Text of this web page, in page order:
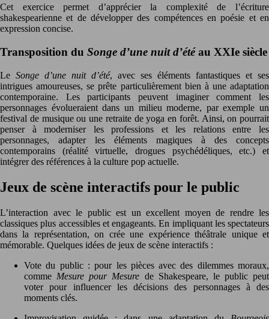
Cet exercice permet d’apprécier la complexité de l’écriture
shakespearienne et de développer des compétences en poésie et en
expression concise.
Transposition du Songe d’une nuit d’étéau XXIe siècle
Le Songe d’une nuit d’été, avec ses éléments fantastiques et ses
intrigues amoureuses, se prête particulièrement bien à une adaptation
contemporaine. Les participants peuvent imaginer comment les
personnages évolueraient dans un milieu moderne, par exemple un
festival de musique ou une retraite de yoga en forêt. Ainsi, on pourrait
penser à moderniser les professions et les relations entre les
personnages, adapter les éléments magiques à des concepts
contemporains (réalité virtuelle, drogues psychédéliques, etc.) et
intégrer des références à la culture pop actuelle.
Jeux de scène interactifs pour le public
L’interaction avec le public est un excellent moyen de rendre les
classiques plus accessibles et engageants. En impliquant les spectateurs
dans la représentation, on crée une expérience théâtrale unique et
mémorable. Quelques idées de jeux de scène interactifs :
Vote du public : pour les pièces avec des dilemmes moraux,
comme Mesure pour Mesure de Shakespeare, le public peut
voter pour influencer les décisions des personnages à des
moments clés.